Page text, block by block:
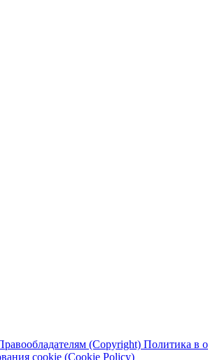
(Copyright) Политика в
cookie (Cookie Policy)